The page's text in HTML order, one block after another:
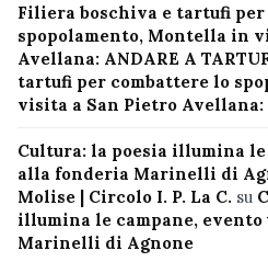
Filiera boschiva e tartufi
spopolamento, Montella in
Avellana: ANDARE A
tartufi per combattere lo
visita a San Pietro Avellana:
Cultura: la poesia illumina
alla fonderia Marinelli di
Molise | Circolo I. P. La C. su
illumina le campane,
Marinelli di Agnone